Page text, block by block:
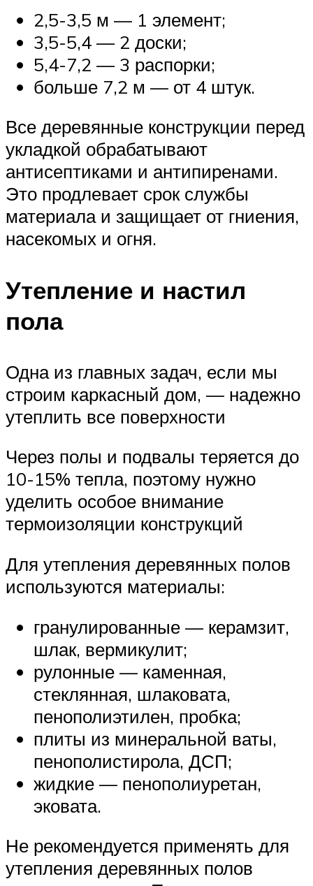
2,5-3,5 м — 1 элемент;
3,5-5,4 — 2 доски;
5,4-7,2 — 3 распорки;
больше 7,2 м — от 4 штук.
Все деревянные конструкции перед
укладкой обрабатывают
антисептиками и антипиренами.
Это продлевает срок службы
материала и защищает от гниения,
насекомых и огня.
Утепление и настил
пола
Одна из главных задач, если мы
строим каркасный дом, — надежно
утеплить все поверхности
Через полы и подвалы теряется до
10-15% тепла, поэтому нужно
уделить особое внимание
термоизоляции конструкций
Для утепления деревянных полов
используются материалы:
гранулированные — керамзит,
шлак, вермикулит;
рулонные — каменная,
стеклянная, шлаковата,
пенополиэтилен, пробка;
плиты из минеральной ваты,
пенополистирола, ДСП;
жидкие — пенополиуретан,
эковата.
Не рекомендуется применять для
утепления деревянных полов